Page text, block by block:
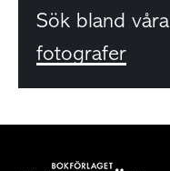
Sök bland våra
fotografer